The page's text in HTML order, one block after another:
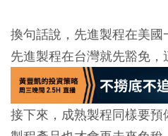
換句話說，先進製程在美
先進製程在台灣就先豁免，
接下來，成熟製程同樣要